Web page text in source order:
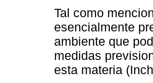
Tal como
esencialmente
ambiente que
medidas
esta materia